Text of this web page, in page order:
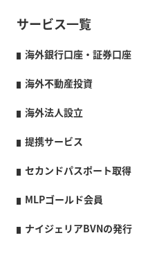
サービス一覧
海外銀行口座・証券口座
海外不動産投資
海外法人設立
提携サービス
セカンドパスポート取得
MLPゴールド会員
ナイジェリアBVNの発行